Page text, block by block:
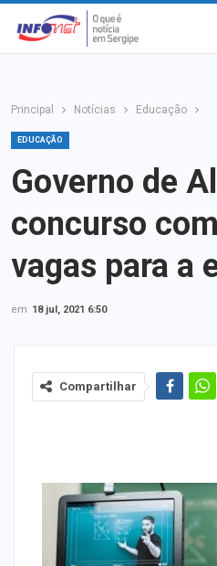
Principal Notícias Educação
EDUCAÇÃO
Governo de
concurso
vagas para a
em 18 jul, 2021 6:50
Compartilhar